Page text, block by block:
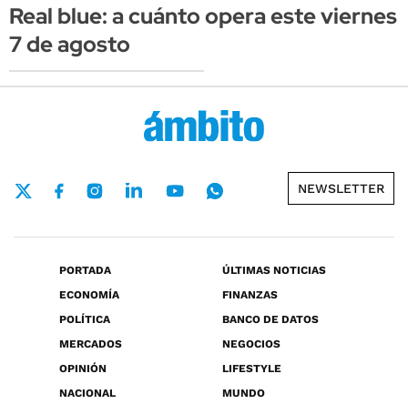
Real blue: a cuánto opera este viernes
7 de agosto
NEWSLETTER
PORTADA
ÚLTIMAS NOTICIAS
ECONOMÍA
FINANZAS
POLÍTICA
BANCO DE DATOS
MERCADOS
NEGOCIOS
OPINIÓN
LIFESTYLE
NACIONAL
MUNDO